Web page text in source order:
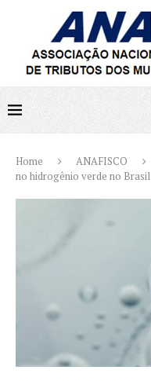
Home ANAFISCO
no hidrogênio verde no Brasil